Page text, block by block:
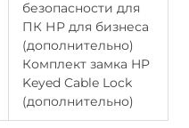
безопасности для
ПК НР для бизнеса
(дополнительно)
Комплект замка HP
Keyed Cable Lock
(дополнительно)